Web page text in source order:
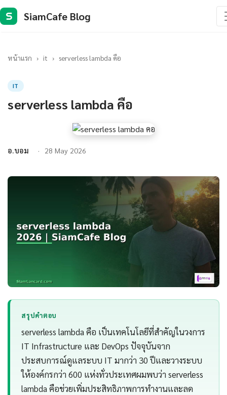
S SiamCafe Blog
หน้าแรก › it › serverless lambda คือ
IT
serverless lambda คือ
อ.บอม 28 May 2026
สรุปคำตอบ
serverless lambda คือ เป็นเทคโนโลยีที่สำคัญในวงการ
IT Infrastructure และ DevOps ปัจจุบันจาก
ประสบการณ์ดูแลระบบ IT มากว่า 30 ปีและวางระบบ
ให้องค์กรกว่า 600 แห่งทั่วประเทศผมพบว่า serverless
lambda คือช่วยเพิ่มประสิทธิภาพการทำงานและลด